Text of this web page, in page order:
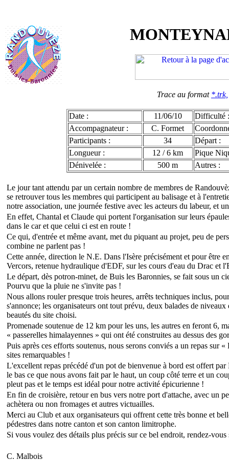
Trace au format *.trk,
Date : 11/06/10
Difficulté :
Accompagnateur :
C. Formet
Participants :
34
Départ :
Longueur :
12 / 6 km
Pique
Dénivelée :
500 m Autres :
Le jour tant attendu par un certain nombre de membres de
se retrouver tous les membres qui participent au balisage et à
notre association, une journée festive avec les acteurs du labeur, et
En effet, Chantal et Claude qui portent l'organisation sur leurs
dans le car et que celui ci est en route !
Ce qui, d'entrée et même avant, met du piquant au projet, peu de
combine ne parlent pas !
Cette année, direction le N.E. Dans l'Isère précisément et pour
Vercors, retenue hydraulique d'EDF, sur les cours d'eau du Drac et
Le départ, dès potron-minet, de Buis les Baronnies, se fait sous un
Pourvu que la pluie ne s'invite pas !
Nous allons rouler presque trois heures, arrêts techniques inclus,
s'annonce; les organisateurs ont tout prévu, deux balades de
beautés du site choisi.
Promenade soutenue de 12 km pour les uns, les autres en feront 6,
« passerelles himalayennes » qui ont été construites au dessus des
Puis après ces efforts soutenus, nous serons conviés a un repas
sites remarquables !
L'excellent repas précédé d'un pot de bienvenue à bord est offert
le bas ce que nous avons fait par le haut, un coup côté terre et un
pleut pas et le temps est idéal pour notre activité épicurienne !
En fin de croisière, retour en bus vers notre port d'attache, avec un
achètera ou non fromages et autres victuailles.
Merci au Club et aux organisateurs qui offrent cette très bonne et
pédestres dans notre canton et son canton limitrophe.
Si vous voulez des détails plus précis sur ce bel endroit, rendez-
C. Malbois